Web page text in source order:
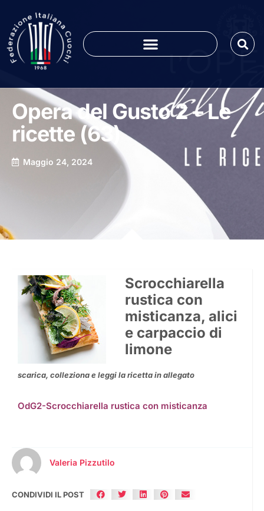
Opera del Gusto 2 – Le
ricette (63)
Maggio 24, 2024
Scrocchiarella
rustica con
misticanza, alici
e carpaccio di
limone
scarica, colleziona e leggi la ricetta in allegato
OdG2-Scrocchiarella rustica con misticanza
Valeria Pizzutilo
CONDIVIDI IL POST